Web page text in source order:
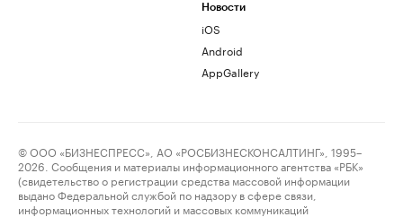
Новости
iOS
Android
AppGallery
© ООО «БИЗНЕСПРЕСС», АО «РОСБИЗНЕСКОНСАЛТИНГ», 1995–
2026. Сообщения и материалы информационного агентства «РБК»
(свидетельство о регистрации средства массовой информации
выдано Федеральной службой по надзору в сфере связи,
информационных технологий и массовых коммуникаций